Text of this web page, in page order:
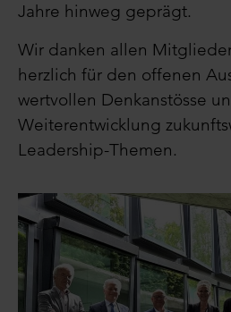
Jahre hinweg geprägt.
Wir danken allen
herzlich für den offenen
wertvollen Denkanstösse
Weiterentwicklung
Leadership-Themen.